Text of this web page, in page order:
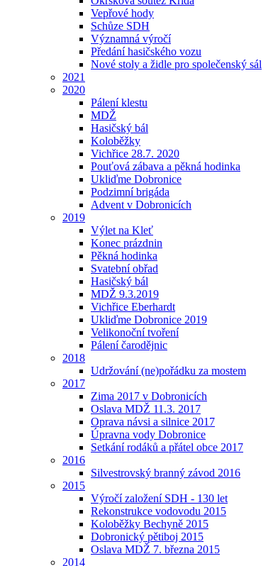
Vepřové hody
Schůze SDH
Významná výročí
Předání hasičského vozu
Nové stoly a židle pro společenský sál
2021
2020
Pálení klestu
MDŽ
Hasičský bál
Koloběžky
Vichřice 28.7. 2020
Pouťová zábava a pěkná hodinka
Ukliďme Dobronice
Podzimní brigáda
Advent v Dobronicích
2019
Výlet na Kleť
Konec prázdnin
Pěkná hodinka
Svatební obřad
Hasičský bál
MDŽ 9.3.2019
Vichřice Eberhardt
Ukliďme Dobronice 2019
Velikonoční tvoření
Pálení čarodějnic
2018
Udržování (ne)pořádku za mostem
2017
Zima 2017 v Dobronicích
Oslava MDŽ 11.3. 2017
Oprava návsi a silnice 2017
Úpravna vody Dobronice
Setkání rodáků a přátel obce 2017
2016
Silvestrovský branný závod 2016
2015
Výročí založení SDH - 130 let
Rekonstrukce vodovodu 2015
Koloběžky Bechyně 2015
Dobronický pětiboj 2015
Oslava MDŽ 7. března 2015
2014